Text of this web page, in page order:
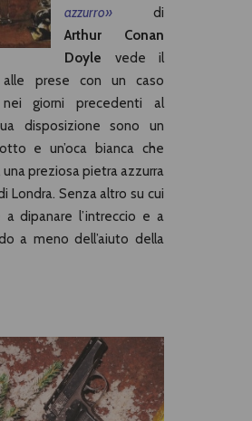
azzurro» di
Arthur Conan
Doyle vede il
alle prese con un caso
giorni precedenti al
disposizione sono un
e un’oca bianca che
preziosa pietra azzurra
Londra. Senza altro su cui
a dipanare l’intreccio e a
a meno dell’aiuto della